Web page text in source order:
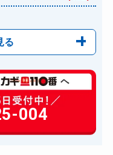
る
6,600円～(税込)
14,300円～(税込)
14,300円～(税込)
004